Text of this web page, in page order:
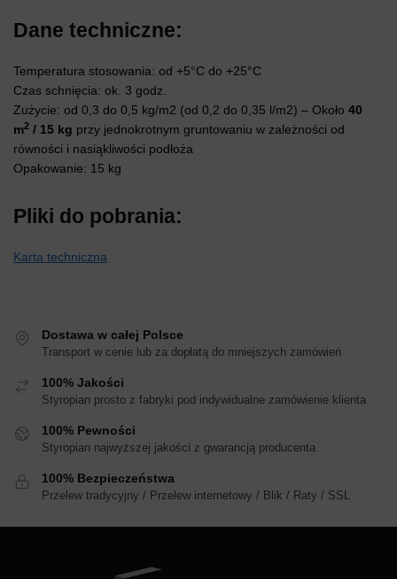
Dane techniczne:
Temperatura stosowania: od +5°C do +25°C
Czas schnięcia: ok. 3 godz.
Zużycie: od 0,3 do 0,5 kg/m2 (od 0,2 do 0,35 l/m2) – Około 40
m2 / 15 kg przy jednokrotnym gruntowaniu w zależności od
równości i nasiąkliwości podłoża
Opakowanie: 15 kg
Pliki do pobrania:
Karta techniczna
Dostawa w całej Polsce
Transport w cenie lub za dopłatą do mniejszych zamówień
100% Jakości
Styropian prosto z fabryki pod indywidualne zamówienie klienta
100% Pewności
Styropian najwyższej jakości z gwarancją producenta
100% Bezpieczeństwa
Przelew tradycyjny / Przelew internetowy / Blik / Raty / SSL